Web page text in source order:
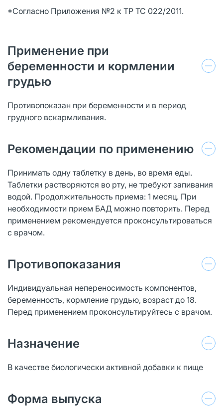
*Согласно Приложения №2 к ТР ТС 022/2011.
Применение при
беременности и кормлении
грудью
Противопоказан при беременности и в период
грудного вскармливания.
Рекомендации по применению
Принимать одну таблетку в день, во время еды.
Таблетки растворяются во рту, не требуют запивания
водой. Продолжительность приема: 1 месяц. При
необходимости прием БАД можно повторить. Перед
применением рекомендуется проконсультироваться
с врачом.
Противопоказания
Индивидуальная непереносимость компонентов,
беременность, кормление грудью, возраст до 18.
Перед применением проконсультируйтесь с врачом.
Назначение
В качестве биологически активной добавки к пище
Форма выпуска